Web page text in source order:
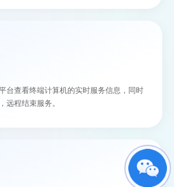
台查看终端计算机的实时服务信息，同时
远程结束服务。